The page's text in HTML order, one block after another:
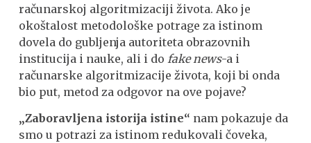
računarskoj algoritmizaciji života. Ako je
okoštalost metodološke potrage za istinom
dovela do gubljenja autoriteta obrazovnih
institucija i nauke, ali i do fake news-a i
računarske algoritmizacije života, koji bi onda
bio put, metod za odgovor na ove pojave?
„Zaboravljena istorija istine“ nam pokazuje da
smo u potrazi za istinom redukovali čoveka,